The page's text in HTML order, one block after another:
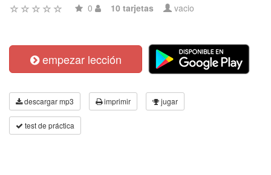
0 10 tarjetas vacio
empezar lección
descargar mp3 imprimir jugar
test de práctica